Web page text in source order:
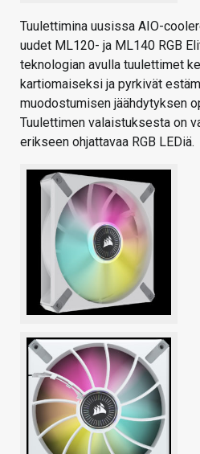
Tuulettimina uusissa AIO-
uudet ML120- ja ML140 RGB
teknologian avulla tuulettimet
kartiomaiseksi ja pyrkivät
muodostumisen jäähdytyksen
Tuulettimen valaistuksesta on
erikseen ohjattavaa RGB LEDiä.